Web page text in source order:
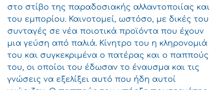
στο στίβο της παραδοσιακής αλλαντοποιίας και
του εμπορίου. Καινοτομεί, ωστόσο, με δικές του
συνταγές σε νέα ποιοτικά προϊόντα που έχουν
μια γεύση από παλιά. Κίνητρο του η κληρονομιά
του και συγκεκριμένα ο πατέρας και ο παππούς
του, οι οποίοι του έδωσαν το έναυσμα και τις
γνώσεις να εξελίξει αυτό που ήδη αυτοί